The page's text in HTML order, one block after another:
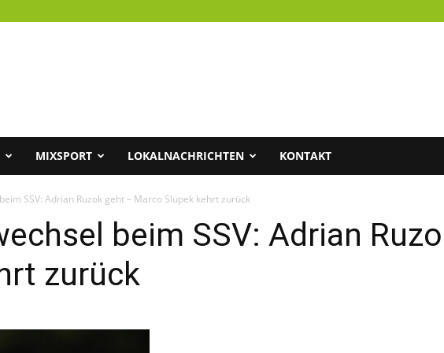
MIXSPORT LOKALNACHRICHTEN KONTAKT
SSV: Adrian Ruzok geht – Marco Slupek kehrt zurück
beim SSV: Adrian
zurück